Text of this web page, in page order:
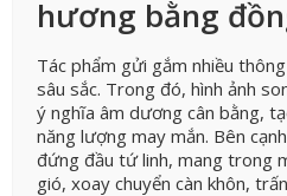
hương bằng
Tác phẩm gửi gắm nhiều
sâu sắc. Trong đó, hình ảnh
ý nghĩa âm dương cân bằng,
năng lượng may mắn. Bên
đứng đầu tứ linh, mang trong
gió, xoay chuyển càn khôn,